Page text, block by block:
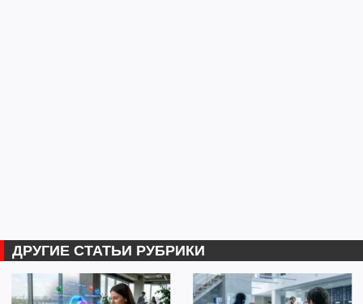
ДРУГИЕ СТАТЬИ РУБРИКИ